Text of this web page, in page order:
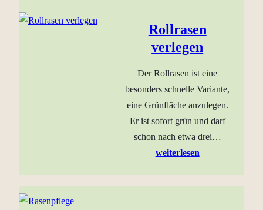
Rollrasen
verlegen
Der Rollrasen ist eine
besonders schnelle Variante,
eine Grünfläche anzulegen.
Er ist sofort grün und darf
schon nach etwa drei…
weiterlesen